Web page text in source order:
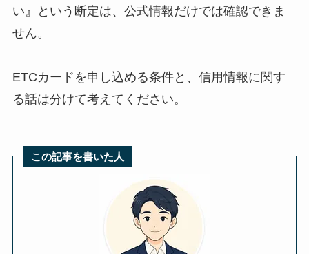
い』という断定は、公式情報だけでは確認できま
せん。
ETCカードを申し込める条件と、信用情報に関す
る話は分けて考えてください。
この記事を書いた人